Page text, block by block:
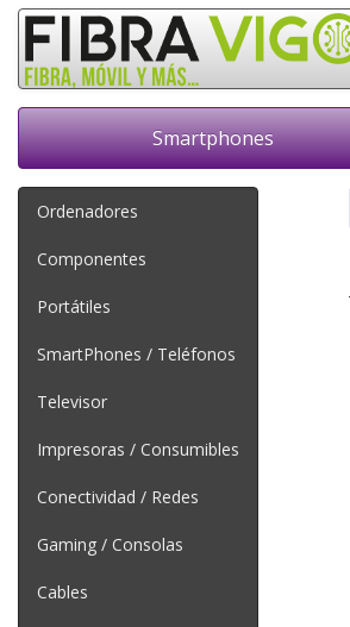
Smartphones
Ordenadores
Componentes
Portátiles
SmartPhones / Teléfonos
Televisor
Impresoras / Consumibles
Conectividad / Redes
Gaming / Consolas
Cables